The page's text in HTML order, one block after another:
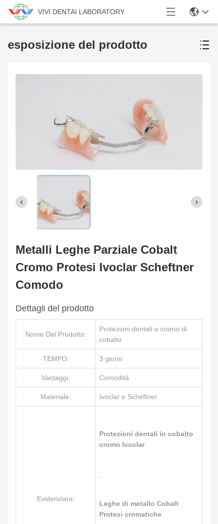
VIVI DENTAI LABORATORY
esposizione del prodotto
Metalli Leghe Parziale Cobalt
Cromo Protesi Ivoclar Scheftner
Comodo
Dettagli del prodotto
Nome Del Prodotto:
Protezioni dentali a cromo di
cobalto
TEMPO: 3 giorni
Vantaggi: Comodità
Materiale: Ivoclar e Scheftner
Evidenziare:
Protezioni dentali in cobalto
cromo Ivoclar
Leghe di metallo Cobalt
Protesi cromatiche